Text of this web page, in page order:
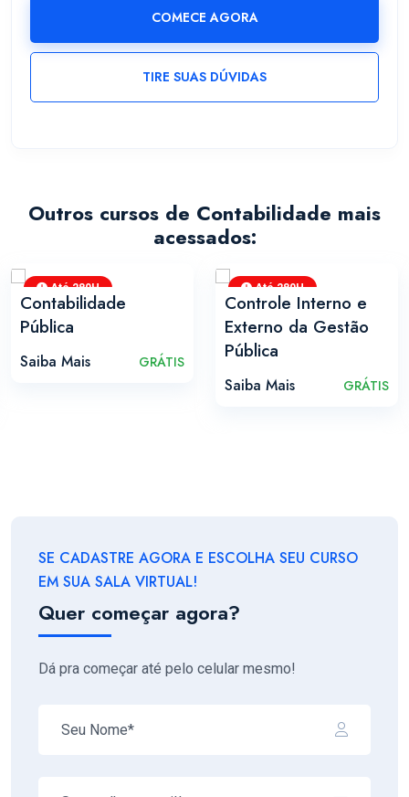
COMECE AGORA
TIRE SUAS DÚVIDAS
Outros cursos de Contabilidade mais
acessados:
Até 280H
Contabilidade
Pública
Saiba Mais GRÁTIS
Até 280H
Controle Interno e
Externo da Gestão
Pública
Saiba Mais GRÁTIS
SE CADASTRE AGORA E ESCOLHA SEU CURSO
EM SUA SALA VIRTUAL!
Quer começar agora?
Dá pra começar até pelo celular mesmo!